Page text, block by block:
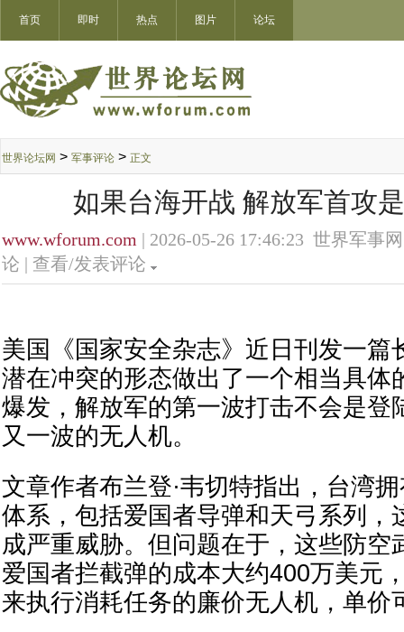
首页 即时 热点 图片 论坛
世界论坛网 > 军事评论 > 正文
如果台海开战 解放军首攻
www.wforum.com | 2026-05-26 17:46:23 世界军事
论 | 查看/发表评论
美国《国家安全杂志》近日刊发一篇
潜在冲突的形态做出了一个相当具体
爆发，解放军的第一波打击不会是登
又一波的无人机。
文章作者布兰登·韦切特指出，台湾
体系，包括爱国者导弹和天弓系列，
成严重威胁。但问题在于，这些防空
爱国者拦截弹的成本大约400万美元
来执行消耗任务的廉价无人机，单价